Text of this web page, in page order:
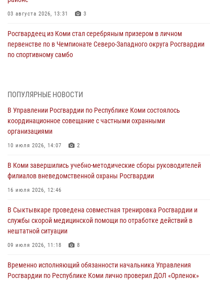
03 августа 2026, 13:31 3
Росгвардеец из Коми стал серебряным призером в личном
первенстве по в Чемпионате Северо-Западного округа Росгвардии
по спортивному самбо
законодательстве в сфере оборота оружия и продолжают изымать
оружие за нарушения
02 августа 2026, 06:17
В Койгородском районе местный житель обратился в Росгвардию
31 июля 2026, 10:55
Временно исполняющий обязанности начальника Управления
31 июля 2026, 06:57 8
В Усинске росгвардейцы оперативно отработали план «Квартал»
30 июля 2026, 13:53
В Санкт-Петербурге прошел окружной этап ежегодного
Всероссийского конкурса профессионального мастерства среди
ПОПУЛЯРНЫЕ НОВОСТИ
В Управлении Росгвардии по Республике Коми состоялось
координационное совещание с частными охранными
организациями
10 июля 2026, 14:07 2
В Коми завершились учебно-методические сборы руководителей
филиалов вневедомственной охраны Росгвардии
16 июля 2026, 12:46
В Сыктывкаре проведена совместная тренировка Росгвардии и
службы скорой медицинской помощи по отработке действий в
нештатной ситуации
09 июля 2026, 11:18 8
Временно исполняющий обязанности начальника Управления
Росгвардии по Республике Коми лично проверил ДОЛ «Орленок»